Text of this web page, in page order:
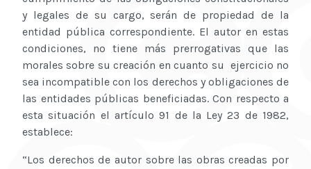
y legales de su cargo, serán de propiedad de la
entidad pública correspondiente. El autor en estas
condiciones, no tiene más prerrogativas que las
morales sobre su creación en cuanto su ejercicio no
sea incompatible con los derechos y obligaciones de
las entidades públicas beneficiadas. Con respecto a
esta situación el artículo 91 de la Ley 23 de 1982,
establece:
“Los derechos de autor sobre las obras creadas por